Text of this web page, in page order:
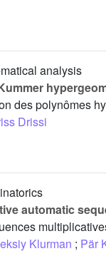
analysis
des polynômes
Drissi
automatic
Klurman ; Pär